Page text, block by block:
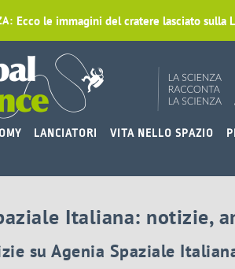
Ecco le immagini del cratere lasciato sulla
LANCIATORI VITA NELLO SPAZIO
Italiana: notizie,
su Agenia Spaziale